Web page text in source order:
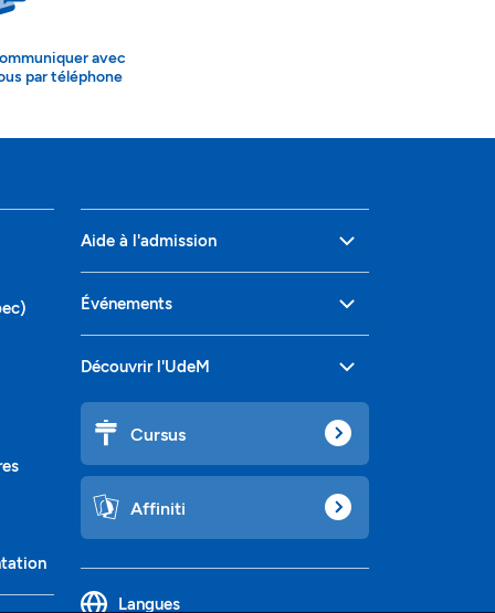
avec
par téléphone
Aide à l'admission
Événements
Découvrir l'UdeM
Cursus
Affiniti
Langues